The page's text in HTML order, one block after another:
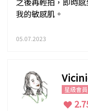
我的敏感肌。
05.07.2023
星級會員